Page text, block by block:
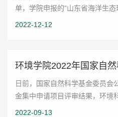
单，学院申报的“山东省海洋生态
校实验室（简称高校实验室）。“
2022-12-12
环境学院2022年国家自
日前，国家自然科学基金委员会
金集中申请项目评审结果，环境
目获得资助，其中重点项目1项
2022-09-13